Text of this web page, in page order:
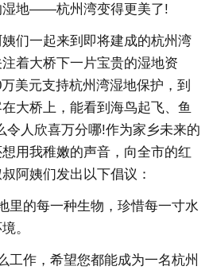
湿地——杭州湾变得更美了!
们一起来到即将建成的杭州湾
着大桥下一片宝贵的湿地资
美元支持杭州湾湿地保护，到
大桥上，能看到海鸟起飞、鱼
令人欣喜万分哪!作为家乡未来的
用我稚嫩的声音，向全市的红
阿姨们发出以下倡议：
里的每一种生物，珍惜每一寸水
。
工作，希望您都能成为一名杭州